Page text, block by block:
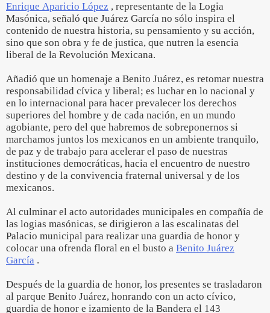
Enrique Aparicio López , representante de la Logia
Masónica, señaló que Juárez García no sólo inspira el
contenido de nuestra historia, su pensamiento y su acción,
sino que son obra y fe de justica, que nutren la esencia
liberal de la Revolución Mexicana.
Añadió que un homenaje a Benito Juárez, es retomar nuestra
responsabilidad cívica y liberal; es luchar en lo nacional y
en lo internacional para hacer prevalecer los derechos
superiores del hombre y de cada nación, en un mundo
agobiante, pero del que habremos de sobreponernos si
marchamos juntos los mexicanos en un ambiente tranquilo,
de paz y de trabajo para acelerar el paso de nuestras
instituciones democráticas, hacia el encuentro de nuestro
destino y de la convivencia fraternal universal y de los
mexicanos.
Al culminar el acto autoridades municipales en compañía de
las logias masónicas, se dirigieron a las escalinatas del
Palacio municipal para realizar una guardia de honor y
colocar una ofrenda floral en el busto a Benito Juárez
García .
Después de la guardia de honor, los presentes se trasladaron
al parque Benito Juárez, honrando con un acto cívico,
guardia de honor e izamiento de la Bandera el 143